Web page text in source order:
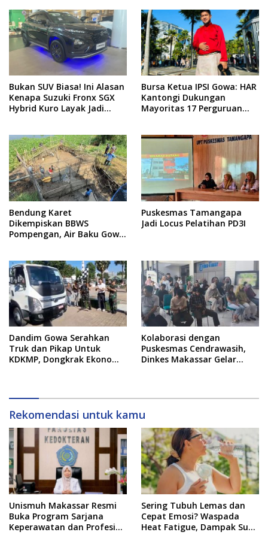
Bukan SUV Biasa! Ini Alasan
Kenapa Suzuki Fronx SGX
Hybrid Kuro Layak Jadi
Bursa Ketua IPSI Gowa: HAR
Kantongi Dukungan
Mayoritas 17 Perguruan
Bendung Karet
Dikempiskan BBWS
Pompengan, Air Baku Gowa
Puskesmas Tamangapa
Jadi Locus Pelatihan PD3I
Dandim Gowa Serahkan
Truk dan Pikap Untuk
KDKMP, Dongkrak Ekonomi
Kolaborasi dengan
Puskesmas Cendrawasih,
Dinkes Makassar Gelar
Rekomendasi untuk kamu
Unismuh Makassar Resmi
Buka Program Sarjana
Keperawatan dan Profesi
Sering Tubuh Lemas dan
Cepat Emosi? Waspada
Heat Fatigue, Dampak Suhu